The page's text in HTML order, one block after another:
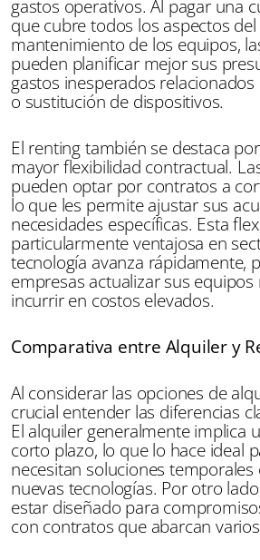
gastos operativos. Al pagar una
que cubre todos los aspectos
mantenimiento de los equipos,
pueden planificar mejor sus
gastos inesperados
o sustitución de dispositivos.
El renting también se destaca
mayor flexibilidad contractual.
pueden optar por contratos a
lo que les permite ajustar sus
necesidades específicas. Esta
particularmente ventajosa en
tecnología avanza rápidamente,
empresas actualizar sus
incurrir en costos elevados.
Comparativa entre Alquiler y
Al considerar las opciones de
crucial entender las diferencias
El alquiler generalmente implica
corto plazo, lo que lo hace ideal
necesitan soluciones
nuevas tecnologías. Por otro
estar diseñado para
con contratos que abarcan